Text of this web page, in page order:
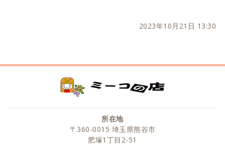
2023年10月21日 13:30
所在地
〒360-0015 埼玉県熊谷市
肥塚1丁目2-51